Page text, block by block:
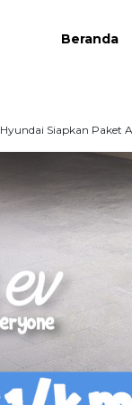
Beranda
Hyundai Siapkan Paket